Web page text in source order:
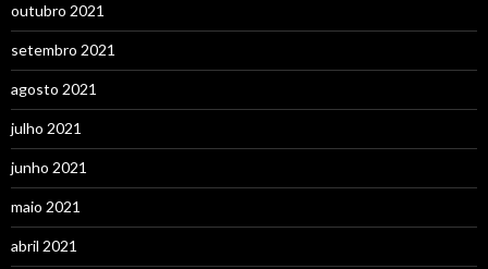
outubro 2021
setembro 2021
agosto 2021
julho 2021
junho 2021
maio 2021
abril 2021